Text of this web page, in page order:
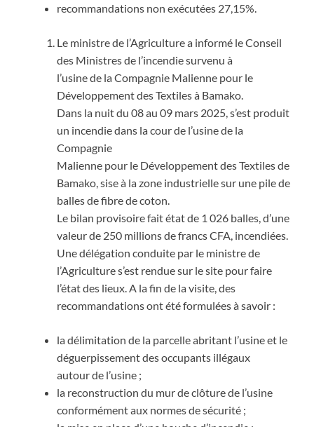
recommandations non exécutées 27,15%.
Le ministre de l’Agriculture a informé le Conseil
des Ministres de l’incendie survenu à
l’usine de la Compagnie Malienne pour le
Développement des Textiles à Bamako.
Dans la nuit du 08 au 09 mars 2025, s’est produit
un incendie dans la cour de l’usine de la
Compagnie
Malienne pour le Développement des Textiles de
Bamako, sise à la zone industrielle sur une pile de
balles de fibre de coton.
Le bilan provisoire fait état de 1 026 balles, d’une
valeur de 250 millions de francs CFA, incendiées.
Une délégation conduite par le ministre de
l’Agriculture s’est rendue sur le site pour faire
l’état des lieux. A la fin de la visite, des
recommandations ont été formulées à savoir :
la délimitation de la parcelle abritant l’usine et le
déguerpissement des occupants illégaux
autour de l’usine ;
la reconstruction du mur de clôture de l’usine
conformément aux normes de sécurité ;